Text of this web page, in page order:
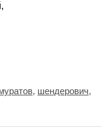
, шендерович,